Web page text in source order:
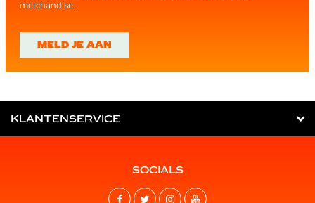
merchandise.
MELD JE AAN
KLANTENSERVICE
SOCIALS